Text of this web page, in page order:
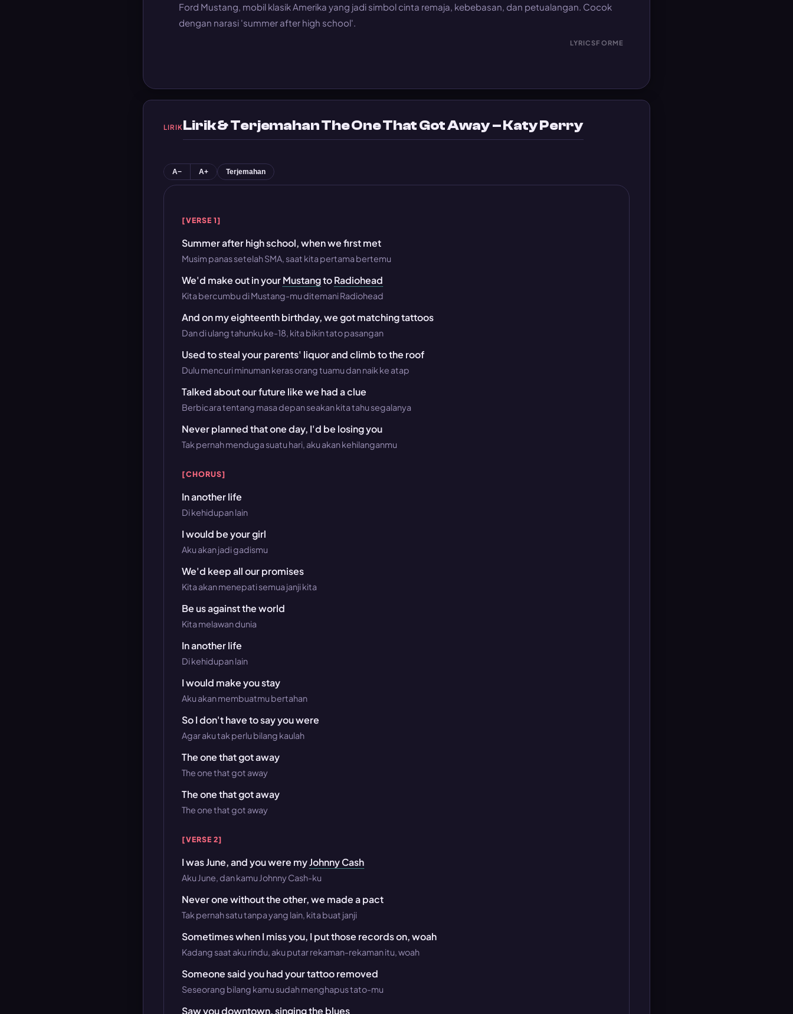
Ford Mustang, mobil klasik Amerika yang jadi simbol cinta remaja, kebebasan, dan petualangan. Cocok
dengan narasi 'summer after high school'.
LYRICSFORME
LIRIKLirik & Terjemahan The One That Got Away – Katy Perry
A− A+ Terjemahan
[VERSE 1]
Summer after high school, when we first met
Musim panas setelah SMA, saat kita pertama bertemu
We'd make out in yourMustangtoRadiohead
Kita bercumbu di Mustang-mu ditemani Radiohead
And on my eighteenth birthday, we got matching tattoos
Dan di ulang tahunku ke-18, kita bikin tato pasangan
Used to steal your parents' liquor and climb to the roof
Dulu mencuri minuman keras orang tuamu dan naik ke atap
Talked about our future like we had a clue
Berbicara tentang masa depan seakan kita tahu segalanya
Never planned that one day, I'd be losing you
Tak pernah menduga suatu hari, aku akan kehilanganmu
[CHORUS]
In another life
Di kehidupan lain
I would be your girl
Aku akan jadi gadismu
We'd keep all our promises
Kita akan menepati semua janji kita
Be us against the world
Kita melawan dunia
In another life
Di kehidupan lain
I would make you stay
Aku akan membuatmu bertahan
So I don't have to say you were
Agar aku tak perlu bilang kaulah
The one that got away
The one that got away
The one that got away
The one that got away
[VERSE 2]
I was June, and you were myJohnny Cash
Aku June, dan kamu Johnny Cash-ku
Never one without the other, we made a pact
Tak pernah satu tanpa yang lain, kita buat janji
Sometimes when I miss you, I put those records on, woah
Kadang saat aku rindu, aku putar rekaman-rekaman itu, woah
Someone said you had your tattoo removed
Seseorang bilang kamu sudah menghapus tato-mu
Saw you downtown, singing the blues